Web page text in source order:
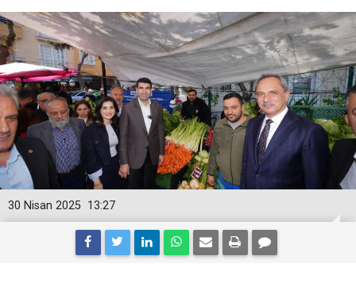
13:27
30 Nisan 2025